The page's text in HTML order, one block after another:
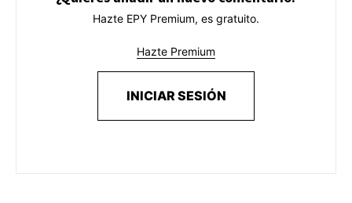
Hazte EPY Premium, es gratuito.
Hazte Premium
INICIAR SESIÓN